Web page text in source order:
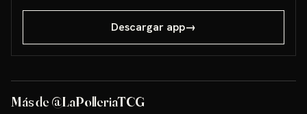
Descargar app→
Más de @LaPolleriaTCG
Sorteo: ETB 151 GRATIS! →